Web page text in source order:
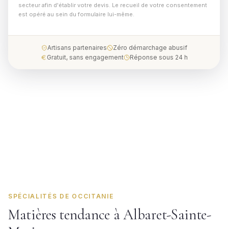
secteur afin d'établir votre devis. Le recueil de votre consentement
est opéré au sein du formulaire lui-même.
Artisans partenaires
Zéro démarchage abusif
Gratuit, sans engagement
Réponse sous 24 h
SPÉCIALITÉS DE OCCITANIE
Matières tendance à Albaret-Sainte-